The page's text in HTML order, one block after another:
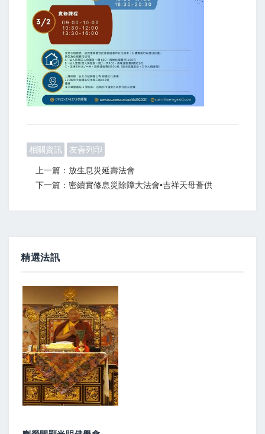
相關資訊 友善列印
上一篇：放生息災延壽法會
下一篇：密續實修息災除障大法會•吉祥天母薈供
精選法訊